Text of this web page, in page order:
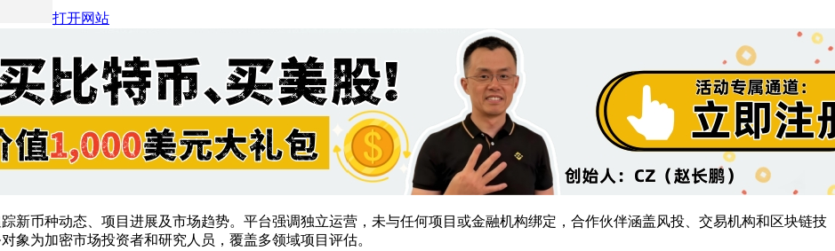
打开网站
新币种动态、项目进展及市场趋势。平台强调独立运营，未与任何项目或金融机构绑定，合作伙伴涵盖风投、交易机构和区块链技
象为加密市场投资者和研究人员，覆盖多领域项目评估。